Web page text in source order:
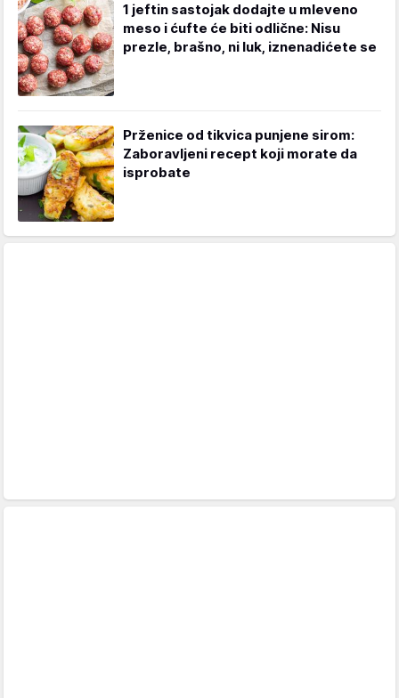
1 jeftin sastojak dodajte u mleveno
meso i ćufte će biti odlične: Nisu
prezle, brašno, ni luk, iznenadićete se
Prženice od tikvica punjene sirom:
Zaboravljeni recept koji morate da
isprobate